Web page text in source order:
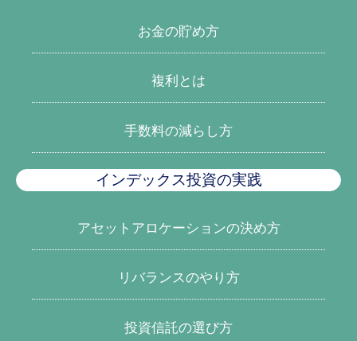
お金の貯め方
複利とは
手数料の減らし方
インデックス投資の実践
アセットアロケーションの決め方
リバランスのやり方
投資信託の選び方